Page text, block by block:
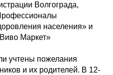
Волгограда,
населения» и
Маркет»
учтены пожелания
и их родителей. В 12-